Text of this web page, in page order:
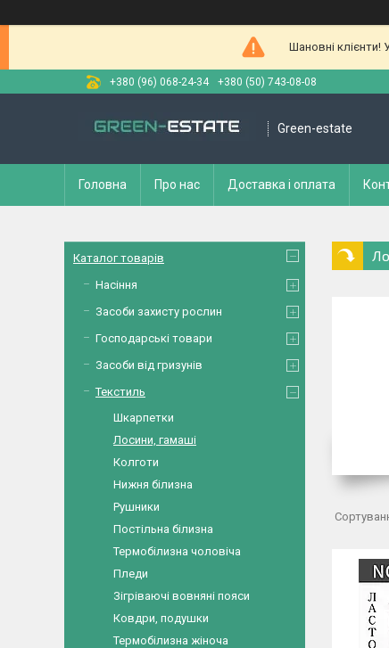
Шановні клієнти!
+380 (96) 068-24-34 +380 (50) 743-08-08
Green-estate
Головна Про нас Доставка і оплата
Каталог товарів
Насіння
Засоби захисту рослин
Господарські товари
Засоби від гризунів
Текстиль
Шкарпетки
Лосини, гамаші
Колготи
Нижня білизна
Рушники
Постільна білизна
Термобілизна чоловіча
Пледи
Зігріваючі вовняні пояси
Ковдри, подушки
Термобілизна жіноча